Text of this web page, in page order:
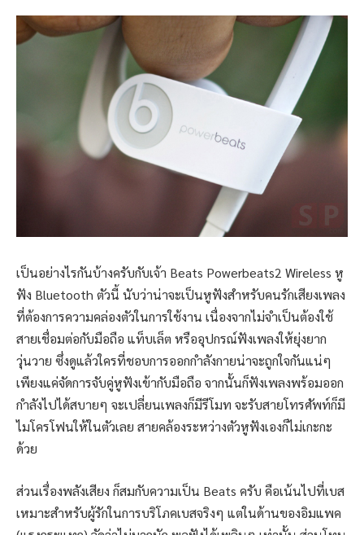
เป็นอย่างไรกันบ้างครับกับเจ้า Beats Powerbeats2 Wireless หู
ฟัง Bluetooth ตัวนี้ นับว่าน่าจะเป็นหูฟังสำหรับคนรักเสียงเพลง
ที่ต้องการความคล่องตัวในการใช้งาน เนื่องจากไม่จำเป็นต้องใช้
สายเชื่อมต่อกับมือถือ แท็บเล็ต หรืออุปกรณ์ฟังเพลงให้ยุ่งยาก
วุ่นวาย ซึ่งดูแล้วใครที่ชอบการออกกำลังกายน่าจะถูกใจกันแน่ๆ
เพียงแค่จัดการจับคู่หูฟังเข้ากับมือถือ จากนั้นก็ฟังเพลงพร้อมออก
กำลังไปได้สบายๆ จะเปลี่ยนเพลงก็มีรีโมท จะรับสายโทรศัพท์ก็มี
ไมโครโฟนให้ในตัวเลย สายคล้องระหว่างตัวหูฟังเองก็ไม่เกะกะ
ด้วย
ส่วนเรื่องพลังเสียง ก็สมกับความเป็น Beats ครับ คือเน้นไปที่เบส
เหมาะสำหรับผู้รักในการบริโภคเบสจริงๆ แต่ในด้านของอิมแพค